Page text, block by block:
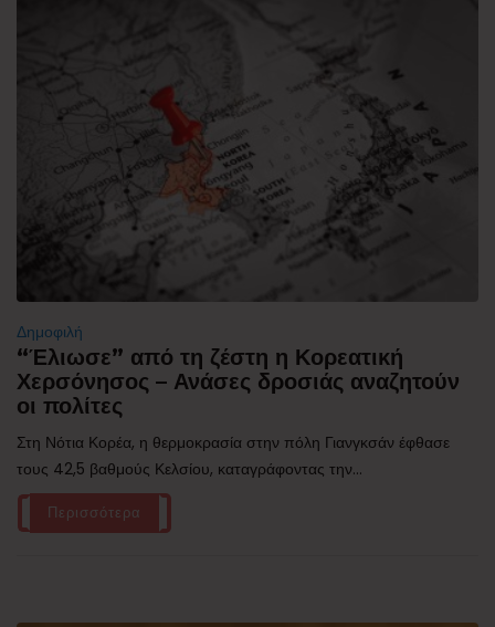
Δημοφιλή
“Έλιωσε” από τη ζέστη η Κορεατική
Χερσόνησος – Ανάσες δροσιάς αναζητούν
οι πολίτες
Στη Νότια Κορέα, η θερμοκρασία στην πόλη Γιανγκσάν έφθασε
τους 42,5 βαθμούς Κελσίου, καταγράφοντας την...
Περισσότερα